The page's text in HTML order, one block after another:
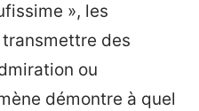
», les
transmettre des
ou
démontre à quel